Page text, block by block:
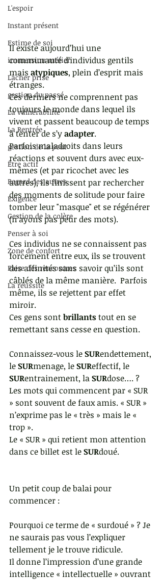
L'espoir
Instant présent
Estime de soi
immersion métier
Lâcher prise
gestion du passé
La vulnérabilité
La Rentrée
gestion de la peur
Être actif
Regard des autres
Exigence
Gestion de la colère
Penser à soi
Zone de confort
Faire des rencontres
La réussite
Il existe aujourd’hui une
communauté d’individus gentils
mais atypiques, plein d’esprit mais
étranges.
Ces derniers ne comprennent pas
toujours le monde dans lequel ils
vivent et passent beaucoup de temps
à tenter de s’y adapter.
Parfois maladroits dans leurs
réactions et souvent durs avec eux-
mêmes (et par ricochet avec les
autres), ils finissent par rechercher
des moments de solitude pour faire
tomber leur "masque" et se régénérer
(n'ayons pas peur des mots).
Ces individus ne se connaissent pas
forcement entre eux, ils se trouvent
des affinités sans savoir qu’ils sont
câblés de la même manière.  Parfois
même, ils se rejettent par effet
miroir.
Ces gens sont brillants tout en se
remettant sans cesse en question.
Connaissez-vous le SURendettement,
le SURmenage, le SUReffectif, le
SURentrainement, la SURdose…. ?
Les mots qui commencent par « SUR
» sont souvent de faux amis. « SUR »
n’exprime pas le « très » mais le «
trop ».
Le « SUR » qui retient mon attention
dans ce billet est le SURdoué.
Un petit coup de balai pour
commencer :
Pourquoi ce terme de « surdoué » ? Je
ne saurais pas vous l’expliquer
tellement je le trouve ridicule.
Il donne l’impression d’une grande
intelligence « intellectuelle » ouvrant